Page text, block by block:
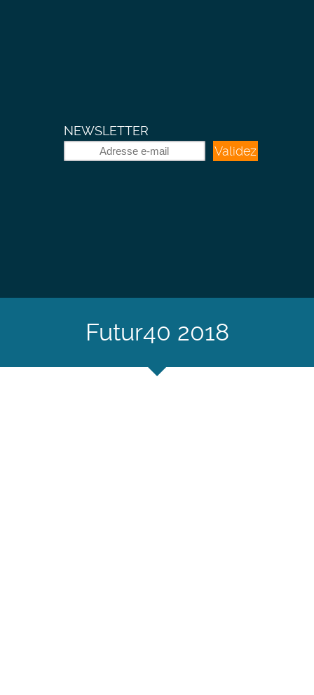
NEWSLETTER
Validez
Futur40 2018